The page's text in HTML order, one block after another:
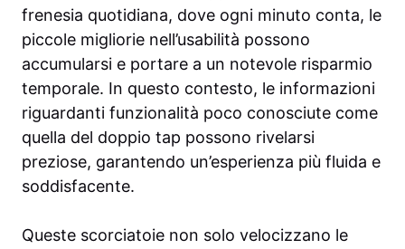
frenesia quotidiana, dove ogni minuto conta, le
piccole migliorie nell’usabilità possono
accumularsi e portare a un notevole risparmio
temporale. In questo contesto, le informazioni
riguardanti funzionalità poco conosciute come
quella del doppio tap possono rivelarsi
preziose, garantendo un’esperienza più fluida e
soddisfacente.
Queste scorciatoie non solo velocizzano le